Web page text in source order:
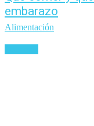
embarazo
Alimentación